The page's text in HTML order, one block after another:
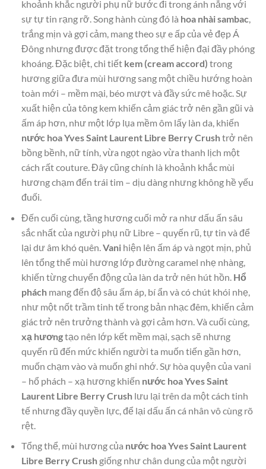
khoảnh khắc người phụ nữ bước đi trong ánh nắng với
sự tự tin rạng rỡ. Song hành cùng đó là hoa nhài sambac,
trắng mịn và gợi cảm, mang theo sự e ấp của vẻ đẹp Á
Đông nhưng được đặt trong tổng thể hiện đại đầy phóng
khoáng. Đặc biệt, chi tiết kem (cream accord) trong
hương giữa đưa mùi hương sang một chiều hướng hoàn
toàn mới – mềm mại, béo mượt và đầy sức mê hoặc. Sự
xuất hiện của tông kem khiến cảm giác trở nên gần gũi và
ấm áp hơn, như một lớp lụa mềm ôm lấy làn da, khiến
nước hoa Yves Saint Laurent Libre Berry Crushtrở nên
bồng bềnh, nữ tính, vừa ngọt ngào vừa thanh lịch một
cách rất couture. Đây cũng chính là khoảnh khắc mùi
hương chạm đến trái tim – dịu dàng nhưng không hề yếu
đuối.
Đến cuối cùng, tầng hương cuối mở ra như dấu ấn sâu
sắc nhất của người phụ nữ Libre – quyến rũ, tự tin và để
lại dư âm khó quên. Vanihiện lên ấm áp và ngọt mịn, phủ
lên tổng thể mùi hương lớp đường caramel nhẹ nhàng,
khiến từng chuyển động của làn da trở nên hút hồn. Hổ
pháchmang đến độ sâu ấm áp, bí ẩn và có chút khói nhẹ,
như một nốt trầm tinh tế trong bản nhạc đêm, khiến cảm
giác trở nên trưởng thành và gợi cảm hơn. Và cuối cùng,
xạ hươngtạo nên lớp kết mềm mại, sạch sẽ nhưng
quyến rũ đến mức khiến người ta muốn tiến gần hơn,
muốn chạm vào và muốn ghi nhớ. Sự hòa quyện của vani
– hổ phách – xạ hương khiến nước hoa Yves Saint
Laurent Libre Berry Crushlưu lại trên da một cách tinh
tế nhưng đầy quyền lực, để lại dấu ấn cá nhân vô cùng rõ
rệt.
Tổng thể, mùi hương của nước hoa Yves Saint Laurent
Libre Berry Crushgiống như chân dung của một người